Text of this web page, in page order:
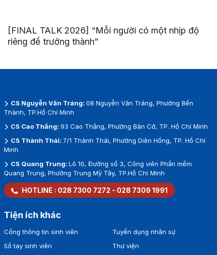
[FINAL TALK 2026] “Mỗi người có một nhịp độ
riêng để trưởng thành”
CS Nguyễn Văn Tráng: 08 Nguyễn Văn Tráng, Phường Bến
Thành, TP.Hồ Chí Minh
CS Cao Thắng: 93 Cao Thắng, Phường Bàn Cờ, TP. Hồ Chí Minh
CS Thành Thái: 7/1 Thành Thái, Phường Diên Hồng, TP. Hồ Chí
Minh
CS Quang Trung: Lô 10, Đường số 3, Công viên Phần mềm
Quang Trung, Phường Trung Mỹ Tây, TP.Hồ Chí Minh
HOTLINE : 028 7300 7272 - 028 7309 1991
Tiện ích khác
Cổng thông tin sinh viên
Sổ tay sinh viên
Tuyển dụng nhân sự
Thư viện